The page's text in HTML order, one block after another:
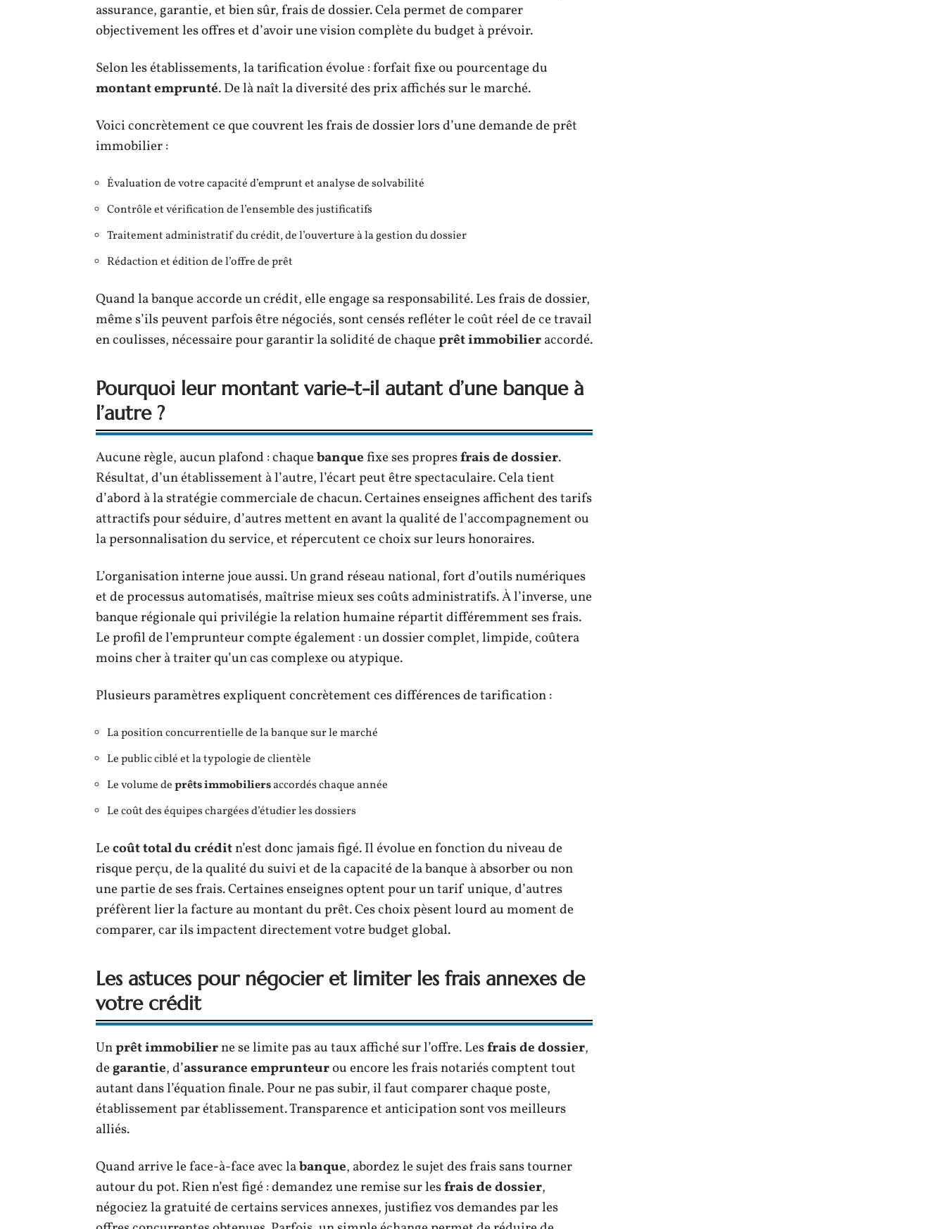
assurance, garantie, et bien sûr, frais de dossier. Cela permet de comparer
objectivement les offres et d’avoir une vision complète du budget à prévoir.
Selon les établissements, la tarification évolue : forfait fixe ou pourcentage du
montant emprunté. De là naît la diversité des prix affichés sur le marché.
Voici concrètement ce que couvrent les frais de dossier lors d’une demande de prêt
immobilier :
Évaluation de votre capacité d’emprunt et analyse de solvabilité
Contrôle et vérification de l’ensemble des justificatifs
Traitement administratif du crédit, de l’ouverture à la gestion du dossier
Rédaction et édition de l’offre de prêt
Quand la banque accorde un crédit, elle engage sa responsabilité. Les frais de dossier,
même s’ils peuvent parfois être négociés, sont censés refléter le coût réel de ce travail
en coulisses, nécessaire pour garantir la solidité de chaqueprêt immobilieraccordé.
Pourquoi leur montant varie-t-il autant d’une banque à
l’autre ?
Aucune règle, aucun plafond : chaquebanquefixe ses propresfrais de dossier.
Résultat, d’un établissement à l’autre, l’écart peut être spectaculaire. Cela tient
d’abord à la stratégie commerciale de chacun. Certaines enseignes affichent des tarifs
attractifs pour séduire, d’autres mettent en avant la qualité de l’accompagnement ou
la personnalisation du service, et répercutent ce choix sur leurs honoraires.
L’organisation interne joue aussi. Un grand réseau national, fort d’outils numériques
et de processus automatisés, maîtrise mieux ses coûts administratifs. À l’inverse, une
banque régionale qui privilégie la relation humaine répartit différemment ses frais.
Le profil de l’emprunteur compte également : un dossier complet, limpide, coûtera
moins cher à traiter qu’un cas complexe ou atypique.
Plusieurs paramètres expliquent concrètement ces différences de tarification :
La position concurrentielle de la banque sur le marché
Le public ciblé et la typologie de clientèle
Le volume deprêts immobiliersaccordés chaque année
Le coût des équipes chargées d’étudier les dossiers
Lecoût total du créditn’est donc jamais figé. Il évolue en fonction du niveau de
risque perçu, de la qualité du suivi et de la capacité de la banque à absorber ou non
une partie de ses frais. Certaines enseignes optent pour un tarif unique, d’autres
préfèrent lier la facture au montant du prêt. Ces choix pèsent lourd au moment de
comparer, car ils impactent directement votre budget global.
Les astuces pour négocier et limiter les frais annexes de
votre crédit
Unprêt immobilierne se limite pas au taux affiché sur l’offre. Lesfrais de dossier,
degarantie, d’assurance emprunteurou encore les frais notariés comptent tout
autant dans l’équation finale. Pour ne pas subir, il faut comparer chaque poste,
établissement par établissement. Transparence et anticipation sont vos meilleurs
alliés.
Quand arrive le face-à-face avec labanque, abordez le sujet des frais sans tourner
autour du pot. Rien n’est figé : demandez une remise sur lesfrais de dossier,
négociez la gratuité de certains services annexes, justifiez vos demandes par les